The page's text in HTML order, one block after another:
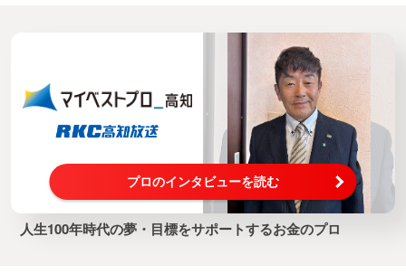
プロのインタビューを読む
人生100年時代の夢・目標をサポートするお金のプロ